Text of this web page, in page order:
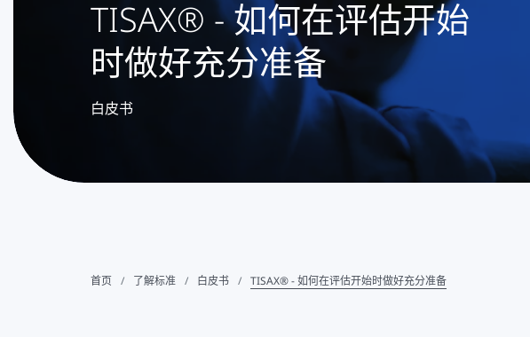
TISAX® - 如何在评估开始
时做好充分准备
白皮书
首页 了解标准 白皮书 TISAX® - 如何在评估开始时做好充分准备